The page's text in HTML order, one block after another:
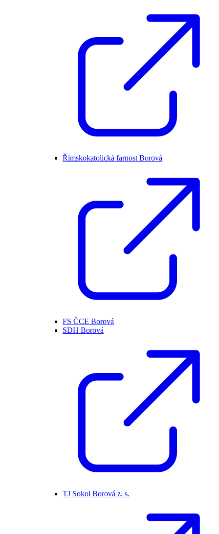
Římskokatolická farnost Borová
FS ČCE Borová
SDH Borová
TJ Sokol Borová z. s.